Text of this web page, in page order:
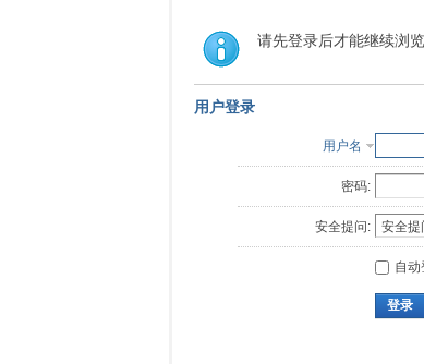
请先登录后才能继续浏览
用户登录
用户名
密码:
安全提问:
自动
登录